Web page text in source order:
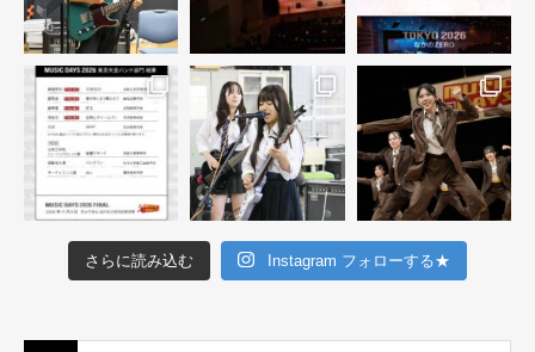
さらに読み込む Instagram フォローする★